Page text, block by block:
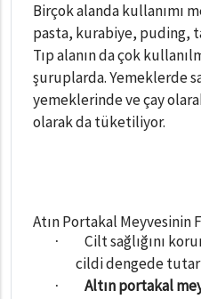
Birçok alanda kullanımı
pasta, kurabiye, puding,
Tıp alanın da çok
şuruplarda. Yemeklerde
yemeklerinde ve çay
olarak da tüketiliyor.
Atın Portakal Meyvesinin
·
Cilt sağlığını
cildi dengede tutar
· Altın portakal